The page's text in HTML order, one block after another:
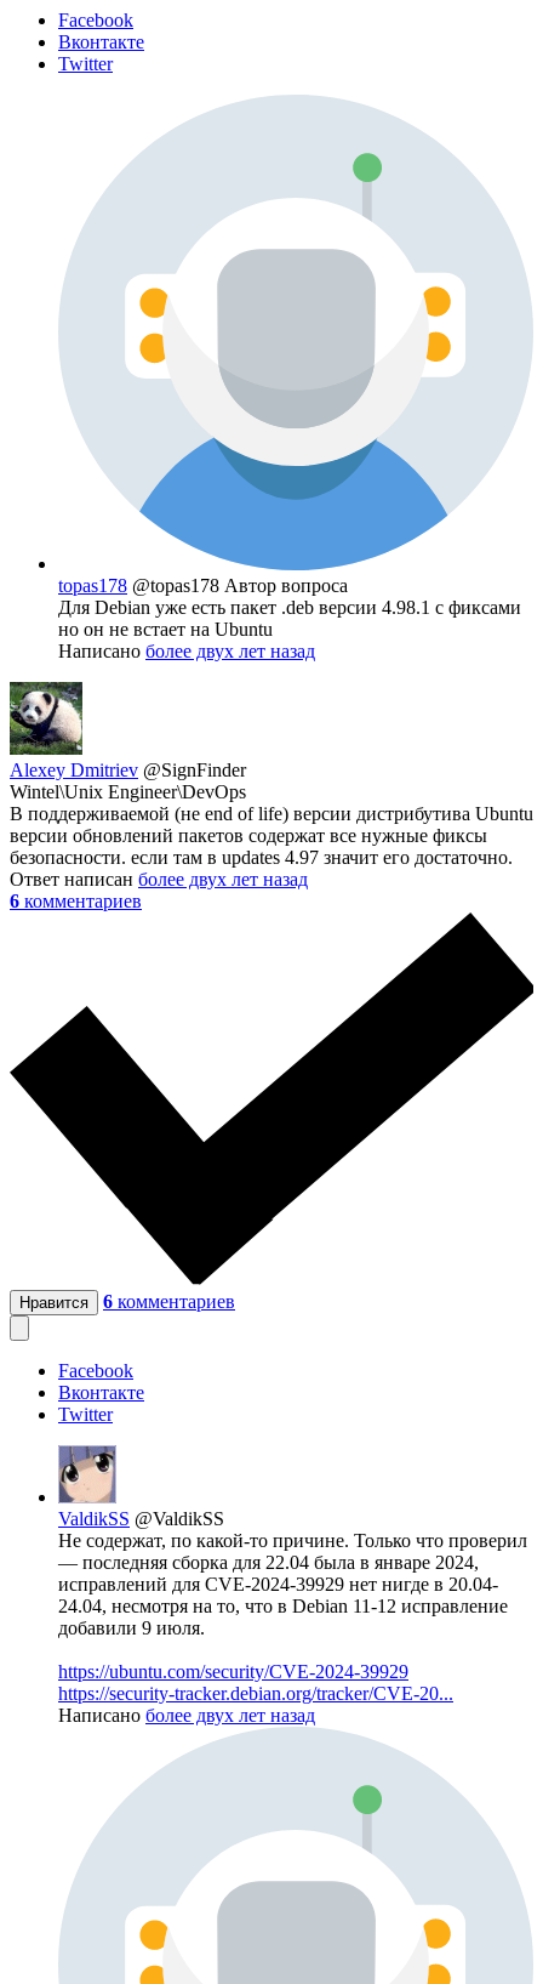
Facebook
Вконтакте
Twitter
topas178 @topas178 Автор вопроса
Для Debian уже есть пакет .deb версии 4.98.1 с фиксами
но он не встает на Ubuntu
Написано более двух лет назад
Alexey Dmitriev @SignFinder
Wintel\Unix Engineer\DevOps
В поддерживаемой (не end of life) версии дистрибутива Ubuntu
версии обновлений пакетов содержат все нужные фиксы
безопасности. если там в updates 4.97 значит его достаточно.
Ответ написан более двух лет назад
6 комментариев
Нравится 6 комментариев
Facebook
Вконтакте
Twitter
ValdikSS @ValdikSS
Не содержат, по какой-то причине. Только что проверил
— последняя сборка для 22.04 была в январе 2024,
исправлений для CVE-2024-39929 нет нигде в 20.04-
24.04, несмотря на то, что в Debian 11-12 исправление
добавили 9 июля.
https://ubuntu.com/security/CVE-2024-39929
https://security-tracker.debian.org/tracker/CVE-20...
Написано более двух лет назад